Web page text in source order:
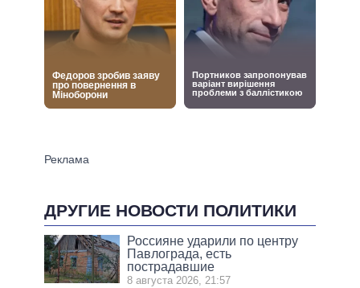
ДРУГИЕ НОВОСТИ ПОЛИТИКИ
Россияне ударили по центру
Павлограда, есть
пострадавшие
8 августа 2026, 21:57